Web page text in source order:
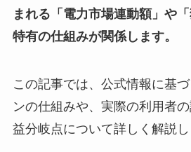
まれる「電力市場連動額」や
特有の仕組みが関係します。
この記事では、公式情報に基
ンの仕組みや、実際の利用者
益分岐点について詳しく解説し